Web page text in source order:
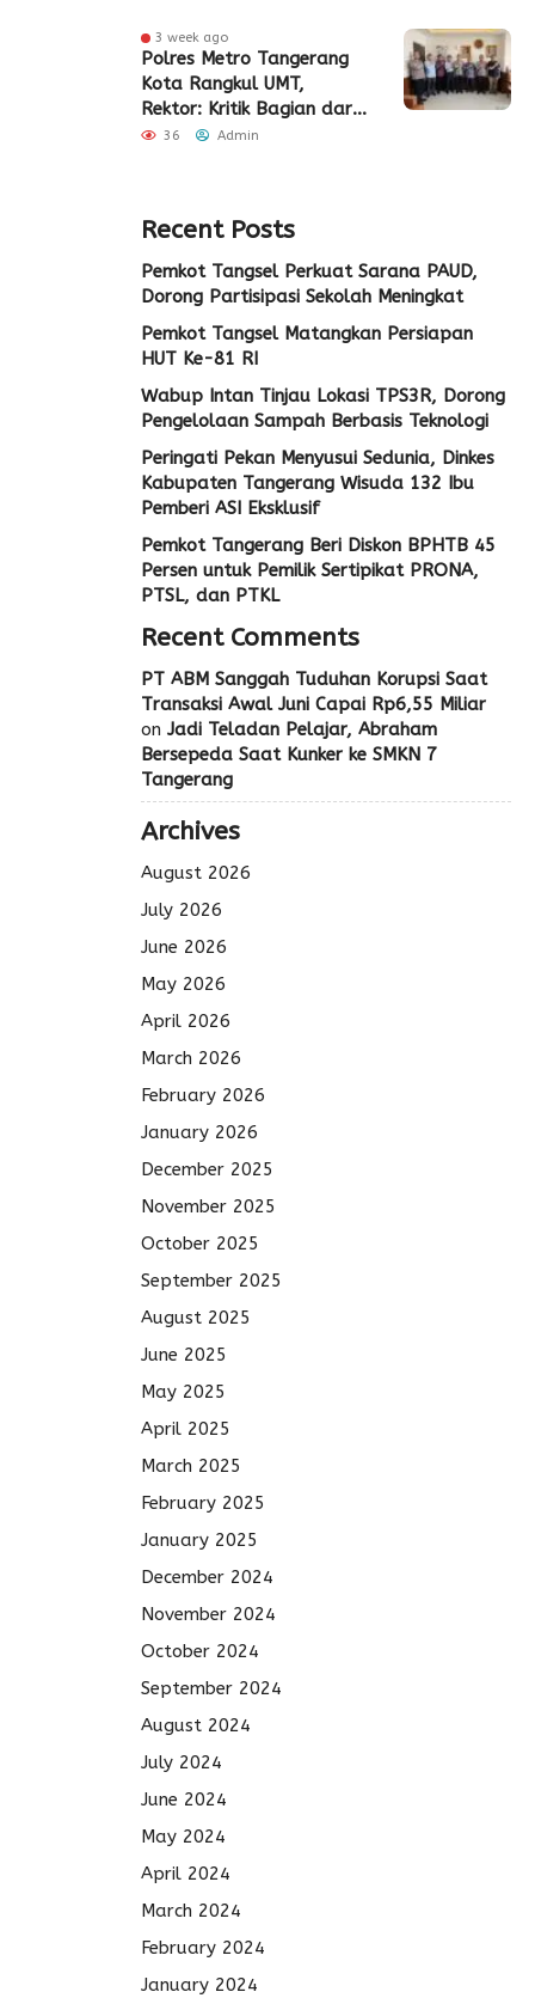
3 week ago
Polres Metro Tangerang
Kota Rangkul UMT,
Rektor: Kritik Bagian dari
Demokrasi
36 Admin
Recent Posts
Pemkot Tangsel Perkuat Sarana PAUD,
Dorong Partisipasi Sekolah Meningkat
Pemkot Tangsel Matangkan Persiapan
HUT Ke-81 RI
Wabup Intan Tinjau Lokasi TPS3R, Dorong
Pengelolaan Sampah Berbasis Teknologi
Peringati Pekan Menyusui Sedunia, Dinkes
Kabupaten Tangerang Wisuda 132 Ibu
Pemberi ASI Eksklusif
Pemkot Tangerang Beri Diskon BPHTB 45
Persen untuk Pemilik Sertipikat PRONA,
PTSL, dan PTKL
Recent Comments
PT ABM Sanggah Tuduhan Korupsi Saat
Transaksi Awal Juni Capai Rp6,55 Miliar
on Jadi Teladan Pelajar, Abraham
Bersepeda Saat Kunker ke SMKN 7
Tangerang
Archives
August 2026
July 2026
June 2026
May 2026
April 2026
March 2026
February 2026
January 2026
December 2025
November 2025
October 2025
September 2025
August 2025
June 2025
May 2025
April 2025
March 2025
February 2025
January 2025
December 2024
November 2024
October 2024
September 2024
August 2024
July 2024
June 2024
May 2024
April 2024
March 2024
February 2024
January 2024